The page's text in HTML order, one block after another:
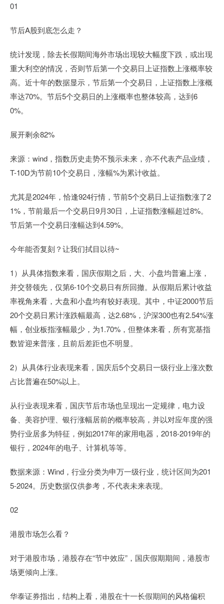
01
节后A股到底怎么走？
统计发现，除去长假期间海外市场出现较大幅度下跌，或出现
重大利空的情况，否则节后第一个交易日上证指数上涨概率较
高。近十年的数据显示，节后第一个交易日，上证指数上涨概
率达70%。节后5个交易日的上涨概率也整体较高，达到6
0%。
展开剩余82%
来源：wind，指数历史走势不预示未来，亦不代表产品业绩，
T-10D为节前10个交易日，涨幅%为累计收益。
尤其是2024年，恰逢924行情，节前5个交易日上证指数涨了2
1%，节前最后一个交易日9月30日，上证指数涨幅超过8%。
节后第一个交易日涨幅达到4.59%。
今年能否复刻？让我们拭目以待~
1）从具体指数来看，国庆假期之后，大、小盘均普遍上涨，
并交替领先，仅第6-10个交易日有所回撤。从假期后累计收益
率视角来看，大盘和小盘均有较好表现。其中，中证2000节后
20个交易日累计涨跌幅最高，达2.68%，沪深300也有2.54%涨
幅，创业板指涨幅最少，为1.70%，但整体来看，所有宽基指
数皆迎来普涨，且前后差距也不明显。
2）从具体行业表现来看，国庆后5个交易日一级行业上涨次数
占比普遍在50%以上。
从行业表现来看，国庆节后市场也呈现出一定规律，电力设
备、美容护理、银行涨幅居前的概率较高，并以对应年度的强
势行业居多为特征，例如2017年的家用电器，2018-2019年的
银行，2024年的电子、计算机等等。
数据来源：Wind，行业分类为申万一级行业，统计区间为201
5-2024。历史数据仅供参考，不代表未来表现。
02
港股市场怎么看？
对于港股市场，港股存在“节中效应”，国庆假期期间，港股市
场更倾向上涨。
华泰证券指出，结构上看，港股在十一长假期间的风格偏积